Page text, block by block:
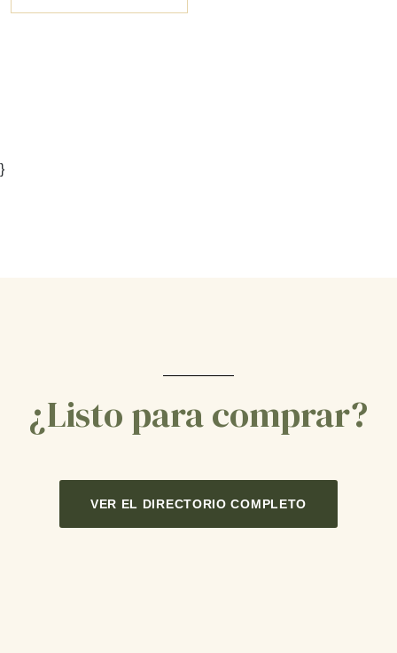
}
¿Listo para comprar?
VER EL DIRECTORIO COMPLETO